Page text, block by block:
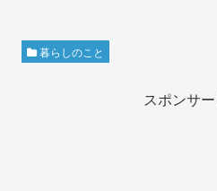
暮らしのこと
スポンサ